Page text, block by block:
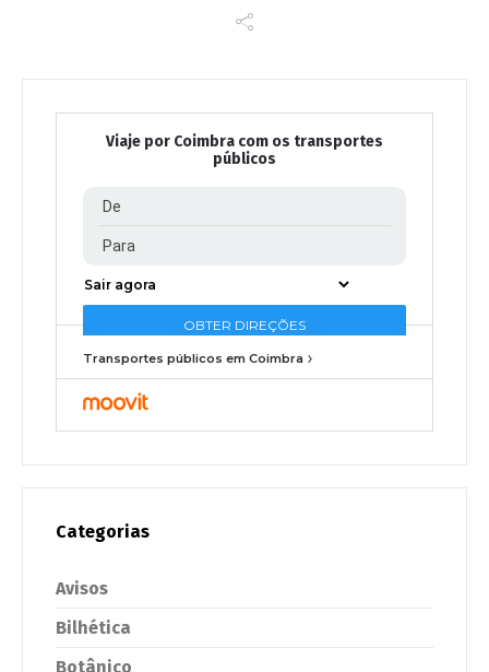
Viaje por Coimbra com os transportes
públicos
Transportes públicos em Coimbra
Categorias
Avisos
Bilhética
Botânico